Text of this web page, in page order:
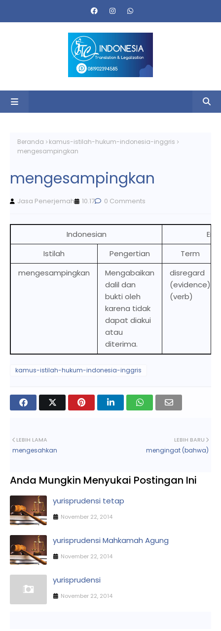
Beranda
kamus-istilah-hukum-indonesia-inggris
mengesampingkan
mengesampingkan
Jasa Penerjemah 10.17 0 Comments
Indonesian
Istilah
Pengertian
Term
mengesampingkan
Mengabaikan
dalil dan
bukti oleh
karena tidak
dapat diakui
atau
diterima.
disregard
(evidence)
(verb)
kamus-istilah-hukum-indonesia-inggris
LEBIH BARU
mengingat (bahwa)
LEBIH LAMA
mengesahkan
Anda Mungkin Menyukai Postingan Ini
yurisprudensi tetap
November 22, 2014
yurisprudensi Mahkamah Agung
November 22, 2014
yurisprudensi
November 22, 2014